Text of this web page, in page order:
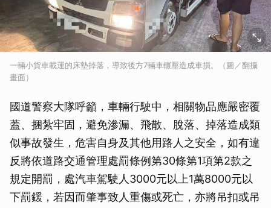
一輛小貨車載運的床墊掉落，導致後方7輛車輾壓造成車損。（圖／翻攝
畫面）
國道警察大隊呼籲，車輛行駛中，相關物品應嚴密覆
蓋、捆紮牢固，避免滲漏、飛散、脫落、掉落造成類
似事故發生，危害自身及其他用路人之安全，如有違
反將依道路交通管理處罰條例第30條第1項第2款之
規定開罰，處汽車駕駛人3000元以上1萬8000元以
下罰鍰，若因而肇事致人重傷或死亡，亦將吊扣或吊